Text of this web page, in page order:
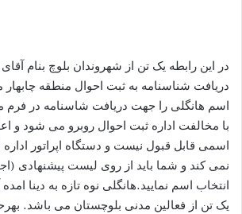
در این رابطه یک تن از شهروندان بلوچ بنام
دریافت شناسنامه به ثبت احوال منطقه چابهار
اسم هانگلی را جهت دریافت شاسنامه در فرم
با مخالفت اداره ثبت احوال روبرو می شود و
اسمی قابل قبول نیست و دستگاه اپراتور
نمی کند و شما باید از روی لیست پیشنهادی
انتخاب اسم نمایید.هانگلی نوه تازه به دینا
یک تن از فعالین مدنی بلوچستان می باشد.